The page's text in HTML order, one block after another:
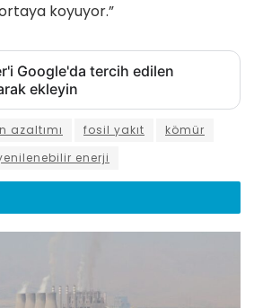
koyuyor.”
Google'da tercih edilen
ekleyin
azaltımı fosil yakıt
kömür
enerji